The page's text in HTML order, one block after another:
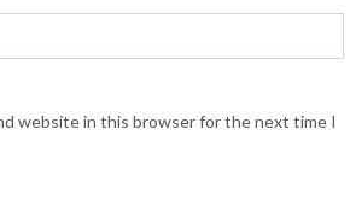
website in this browser for the next time I